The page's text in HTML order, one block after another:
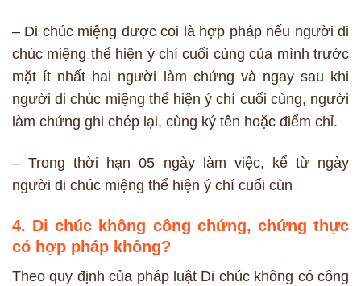
– Di chúc miệng được coi là hợp pháp nếu người di
chúc miệng thể hiện ý chí cuối cùng của mình trước
mặt ít nhất hai người làm chứng và ngay sau khi
người di chúc miệng thể hiện ý chí cuối cùng, người
làm chứng ghi chép lại, cùng ký tên hoặc điểm chỉ.
– Trong thời hạn 05 ngày làm việc, kể từ ngày
người di chúc miệng thể hiện ý chí cuối cùn
4. Di chúc không công chứng, chứng thực
có hợp pháp không?
Theo quy định của pháp luật Di chúc không có công